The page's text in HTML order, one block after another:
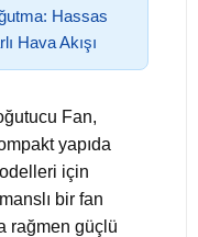
Hassas
Hava Akışı
Fan,
yapıda
için
bir fan
rağmen güçlü